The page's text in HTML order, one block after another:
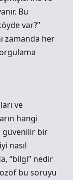
Bu
var?”
zamanda her
ve
hangi
güvenilir bir
nasıl
“bilgi” nedir
bu soruyu